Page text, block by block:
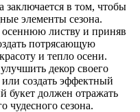
заключается в том, чтобы
элементы сезона.
листву и приняв
потрясающую
и тепло осени.
декор своего
создать эффектный
букет должен отражать
чудесного сезона.